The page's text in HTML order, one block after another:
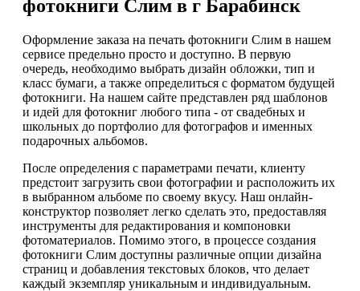
фотокниги Слим в г Барабинск
Оформление заказа на печать фотокниги Слим в нашем
сервисе предельно просто и доступно. В первую
очередь, необходимо выбрать дизайн обложки, тип и
класс бумаги, а также определиться с форматом будущей
фотокниги. На нашем сайте представлен ряд шаблонов
и идей для фотокниг любого типа - от свадебных и
школьных до портфолио для фотографов и именных
подарочных альбомов.
После определения с параметрами печати, клиенту
предстоит загрузить свои фотографии и расположить их
в выбранном альбоме по своему вкусу. Наш онлайн-
конструктор позволяет легко сделать это, предоставляя
инструменты для редактирования и компоновки
фотоматериалов. Помимо этого, в процессе создания
фотокниги Слим доступны различные опции дизайна
страниц и добавления текстовых блоков, что делает
каждый экземпляр уникальным и индивидуальным.